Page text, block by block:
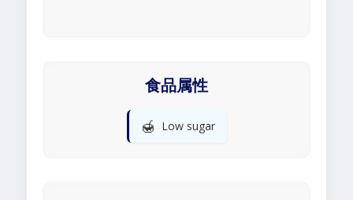
食品属性
🍯 Low sugar